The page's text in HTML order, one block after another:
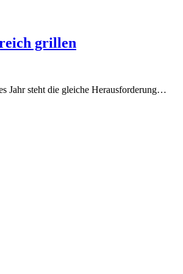
grillen
Jahr steht die gleiche Herausforderung…